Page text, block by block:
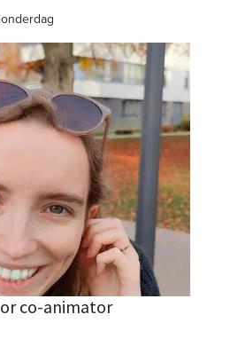
co-animator